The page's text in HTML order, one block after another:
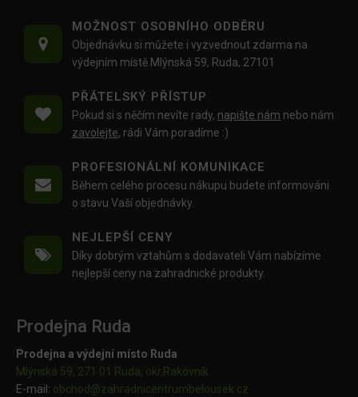
MOŽNOST OSOBNÍHO ODBĚRU
Objednávku si můžete i vyzvednout zdarma na
výdejním místě Mlýnská 59, Ruda, 27101
PŘÁTELSKÝ PŘÍSTUP
Pokud si s něčím nevíte rady, napište nám nebo nám
zavolejte, rádi Vám poradíme :)
PROFESIONÁLNÍ KOMUNIKACE
Během celého procesu nákupu budete informováni
o stavu Vaší objednávky.
NEJLEPŠÍ CENY
Díky dobrým vztahům s dodavateli Vám nabízíme
nejlepší ceny na zahradnické produkty.
Prodejna Ruda
Prodejna a výdejní místo Ruda
Mlýnská 59, 271 01 Ruda, okr.Rakovník
E-mail: obchod@zahradnicentrumbelousek.cz